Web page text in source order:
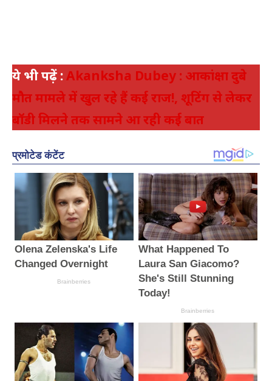
ये भी पढ़ें :Akanksha Dubey : आकांक्षा दुबे
मौत मामले में खुल रहे हैं कई राज!, शूटिंग से लेकर
बॉडी मिलने तक सामने आ रही कई बात